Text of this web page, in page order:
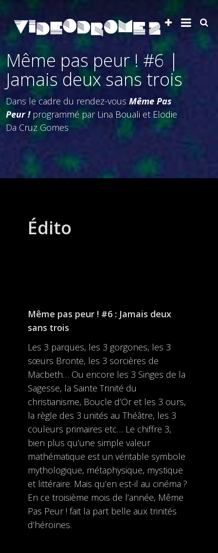
Même pas peur ! #6 |
Jamais deux sans trois
Dans le cadre du rendez-vous Même Pas
Peur !programmé par Lina Bouali et Elodie
Da Cruz Gomes
Édito
Même pas peur ! #6 : Jamais deux
sans trois
Les 3 parques, les 3 gorgones, les 3
sœurs Brontë, les 3 sorcières de
Macbeth… Ou encore les 3 Singes de la
Sagesse, la Sainte Trinité du
christianisme, Boucle d’Or et les 3 ours,
la règle des 3 unités au Théâtre, les 3
couleurs primaires etc… Le chiffre 3,
bien plus qu’une simple valeur
mathématique est un véritable symbole
mythologique, métaphysique, mystique
et littéraire. Mais qu’en est-il au cinéma ?
En ce troisième mois de l’année, Même
Pas Peur ! fait la part belle aux trinités
d’héroïnes.